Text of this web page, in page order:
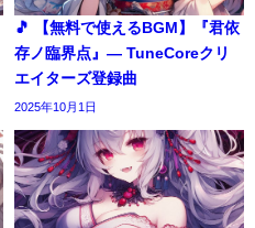
🎵 【無料で使えるBGM】『君依
存ノ臨界点』― TuneCoreクリ
エイターズ登録曲
2025年10月1日